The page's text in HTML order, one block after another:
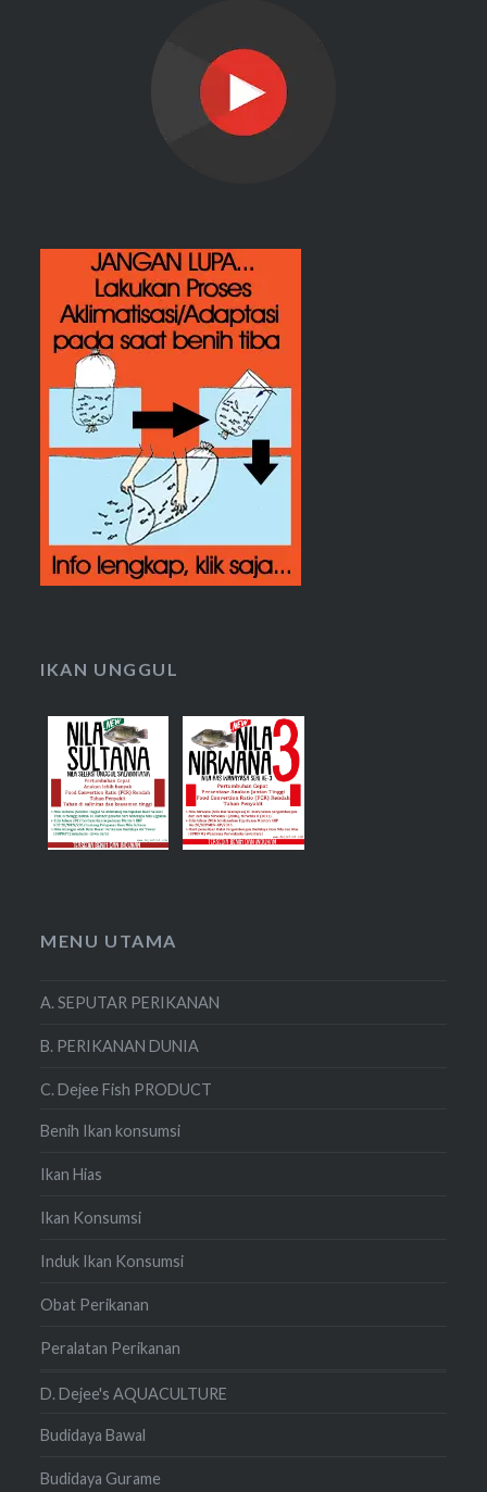
IKAN UNGGUL
MENU UTAMA
A. SEPUTAR PERIKANAN
B. PERIKANAN DUNIA
C. Dejee Fish PRODUCT
Benih Ikan konsumsi
Ikan Hias
Ikan Konsumsi
Induk Ikan Konsumsi
Obat Perikanan
Peralatan Perikanan
D. Dejee's AQUACULTURE
Budidaya Bawal
Budidaya Gurame